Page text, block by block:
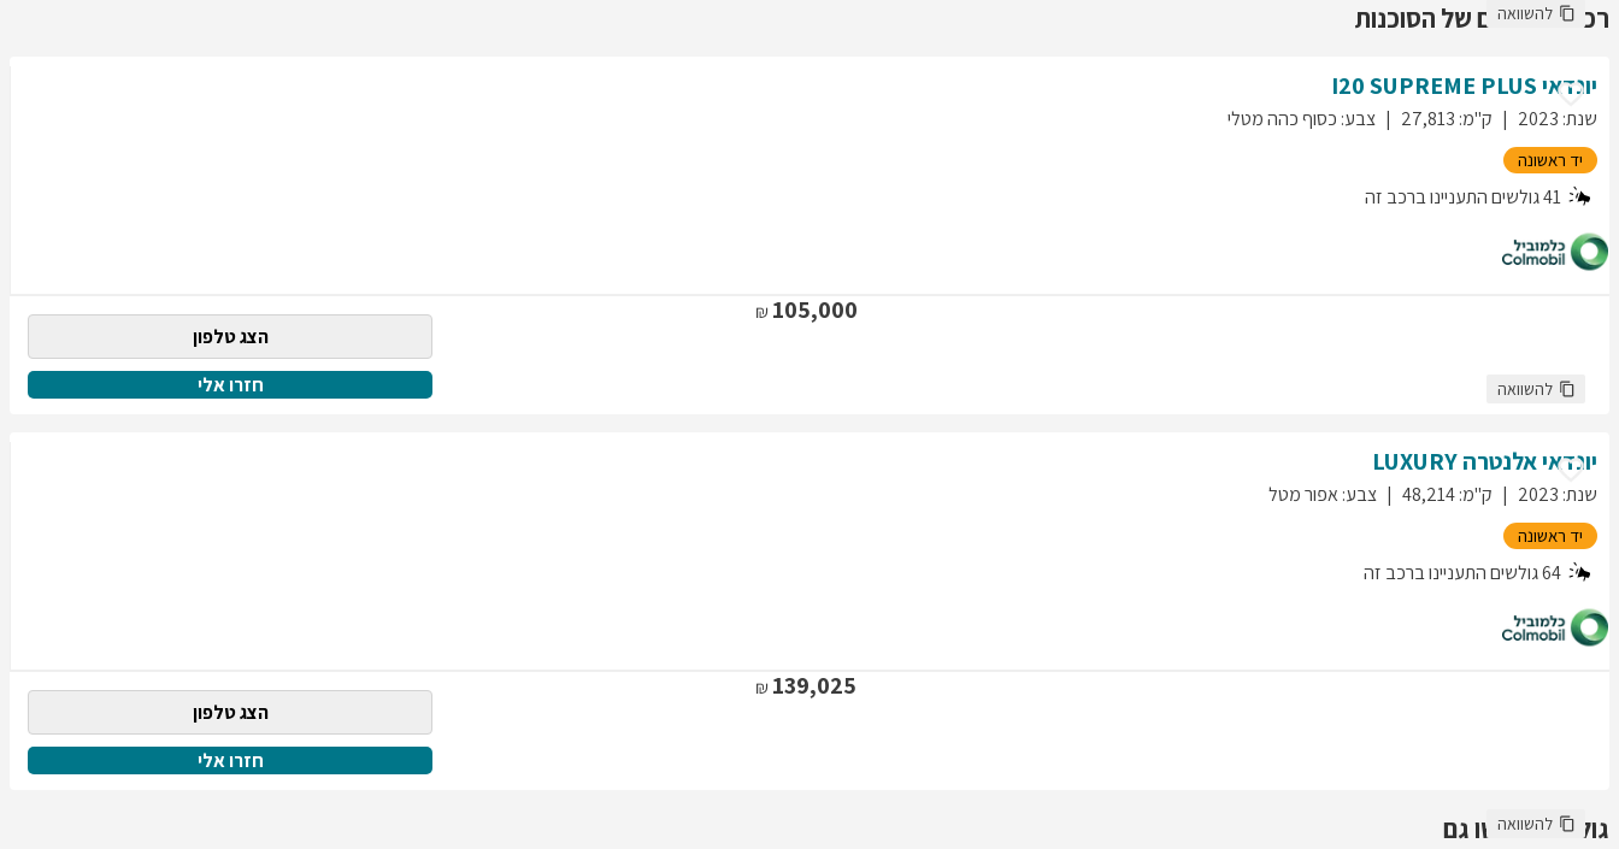
רכבים נוספים של הסוכנות
להשוואה
יונדאי I20SUPREME PLUS
שנת:
2023 ק"מ:
27,813 צבע: כסוף כהה מטלי
יד ראשונה
41גולשים התעניינו ברכב זה
105,000
הצג טלפון
חזרו אלי
להשוואה
יונדאיאלנטרהLUXURY
שנת:
2023 ק"מ:
48,214 צבע:אפור מטל
יד ראשונה
64גולשים התעניינו ברכב זה
139,025
הצג טלפון
חזרו אלי
גולשים חיפשו גם
להשוואה